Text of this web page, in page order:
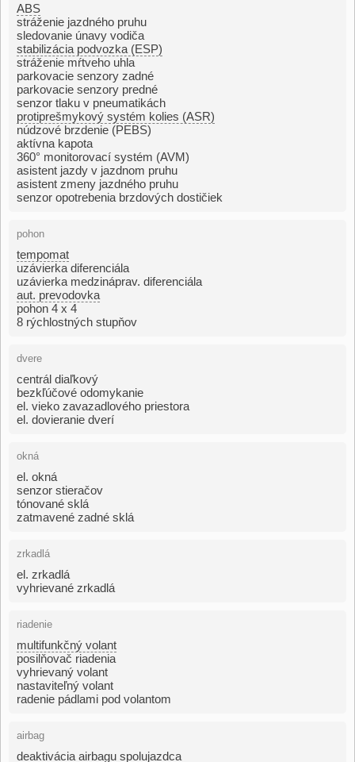
ABS
stráženie jazdného pruhu
sledovanie únavy vodiča
stabilizácia podvozka (ESP)
stráženie mŕtveho uhla
parkovacie senzory zadné
parkovacie senzory predné
senzor tlaku v pneumatikách
protiprešmykový systém kolies (ASR)
núdzové brzdenie (PEBS)
aktívna kapota
360° monitorovací systém (AVM)
asistent jazdy v jazdnom pruhu
asistent zmeny jazdného pruhu
senzor opotrebenia brzdových dostičiek
pohon
tempomat
uzávierka diferenciála
uzávierka medzináprav. diferenciála
aut. prevodovka
pohon 4 x 4
8 rýchlostných stupňov
dvere
centrál diaľkový
bezkľúčové odomykanie
el. vieko zavazadlového priestora
el. dovieranie dverí
okná
el. okná
senzor stieračov
tónované sklá
zatmavené zadné sklá
zrkadlá
el. zrkadlá
vyhrievané zrkadlá
riadenie
multifunkčný volant
posilňovač riadenia
vyhrievaný volant
nastaviteľný volant
radenie pádlami pod volantom
airbag
deaktivácia airbagu spolujazdca